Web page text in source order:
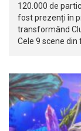
120.000 de
fost prezenți în
transformând
Cele 9 scene din